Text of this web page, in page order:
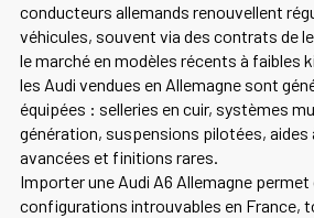
conducteurs allemands renouvellent
véhicules, souvent via des contrats de
le marché en modèles récents à faibles
les Audi vendues en Allemagne sont
équipées : selleries en cuir, systèmes
génération, suspensions pilotées, aides
avancées et finitions rares.
Importer une Audi A6 Allemagne permet
configurations introuvables en France,